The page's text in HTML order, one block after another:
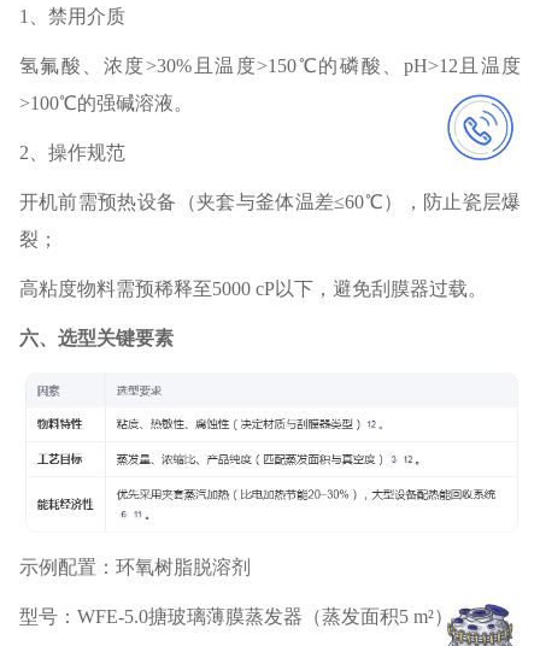
1、禁用介质‌
氢氟酸、浓度>30%且温度>150℃的磷酸、pH>12且温度
>100℃的强碱溶液。
2、操作规范‌
开机前需预热设备（夹套与釜体温差≤60℃），防止瓷层爆
裂；
高粘度物料需预稀释至5000 cP以下，避免刮膜器过载。
六、选型关键要素‌
示例配置‌：环氧树脂脱溶剂
型号‌：WFE-5.0搪玻璃薄膜蒸发器（蒸发面积5 m²）；